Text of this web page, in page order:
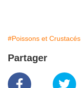
#Poissons et Crustacés
Partager